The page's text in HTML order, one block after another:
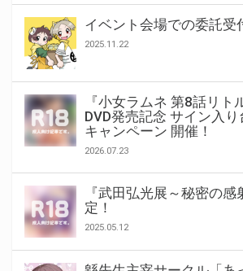
イベント会場での委託受
2025.11.22
『小女ラムネ 第8話リト
DVD発売記念 サイン入
キャンペーン 開催！
2026.07.23
『武田弘光展～秘密の
定！
2025.05.12